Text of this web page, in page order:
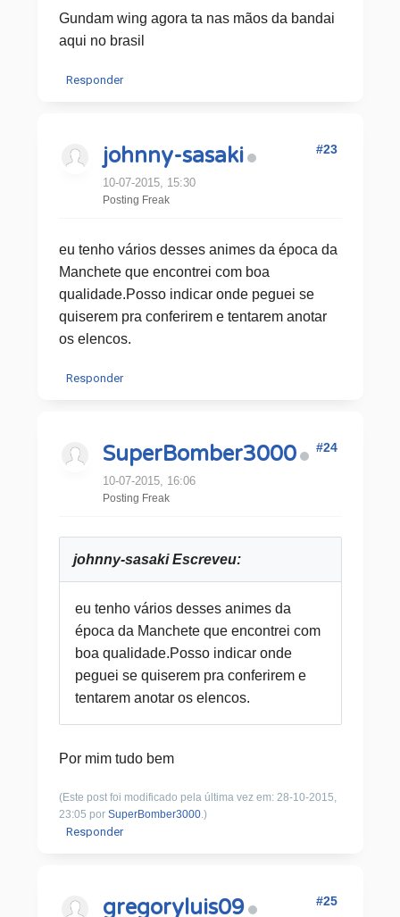
Gundam wing agora ta nas mãos da bandai
aqui no brasil
Responder
johnny-sasaki
10-07-2015, 15:30
Posting Freak
#23
eu tenho vários desses animes da época da
Manchete que encontrei com boa
qualidade.Posso indicar onde peguei se
quiserem pra conferirem e tentarem anotar
os elencos.
Responder
SuperBomber3000
10-07-2015, 16:06
Posting Freak
#24
johnny-sasaki Escreveu:
eu tenho vários desses animes da
época da Manchete que encontrei com
boa qualidade.Posso indicar onde
peguei se quiserem pra conferirem e
tentarem anotar os elencos.
Por mim tudo bem
(Este post foi modificado pela última vez em: 28-10-2015,
23:05 por SuperBomber3000.)
Responder
gregoryluis09 #25